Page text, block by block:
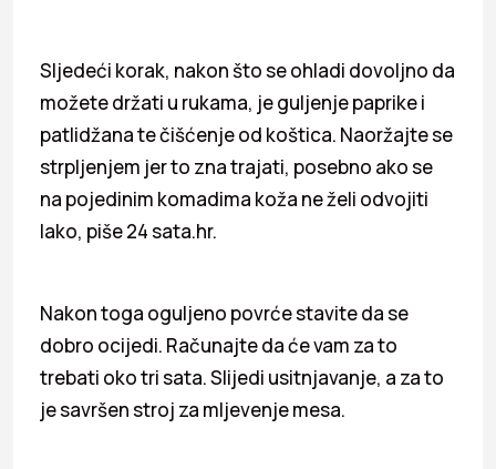
Sljedeći korak, nakon što se ohladi dovoljno da
možete držati u rukama, je guljenje paprike i
patlidžana te čišćenje od koštica. Naoržajte se
strpljenjem jer to zna trajati, posebno ako se
na pojedinim komadima koža ne želi odvojiti
lako, piše 24 sata.hr.
Nakon toga oguljeno povrće stavite da se
dobro ocijedi. Računajte da će vam za to
trebati oko tri sata. Slijedi usitnjavanje, a za to
je savršen stroj za mljevenje mesa.